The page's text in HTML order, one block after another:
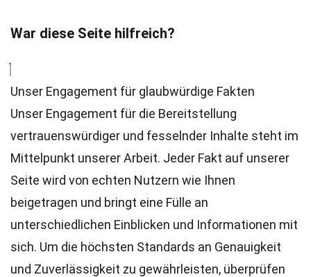
War diese Seite hilfreich?
Unser Engagement für glaubwürdige Fakten
Unser Engagement für die Bereitstellung
vertrauenswürdiger und fesselnder Inhalte steht im
Mittelpunkt unserer Arbeit. Jeder Fakt auf unserer
Seite wird von echten Nutzern wie Ihnen
beigetragen und bringt eine Fülle an
unterschiedlichen Einblicken und Informationen mit
sich. Um die höchsten Standards an Genauigkeit
und Zuverlässigkeit zu gewährleisten, überprüfen